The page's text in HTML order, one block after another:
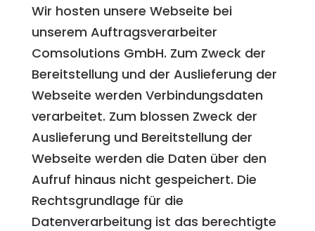
Wir hosten unsere Webseite bei
unserem Auftragsverarbeiter
Comsolutions GmbH. Zum Zweck der
Bereitstellung und der Auslieferung der
Webseite werden Verbindungsdaten
verarbeitet. Zum blossen Zweck der
Auslieferung und Bereitstellung der
Webseite werden die Daten über den
Aufruf hinaus nicht gespeichert. Die
Rechtsgrundlage für die
Datenverarbeitung ist das berechtigte